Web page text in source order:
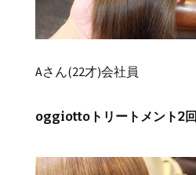
Aさん(22才)会社員
oggiottoトリートメント2回